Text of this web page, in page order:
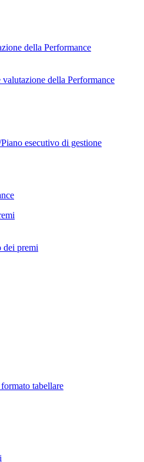
della Performance
valutazione della Performance
esecutivo di gestione
dei premi
tabellare